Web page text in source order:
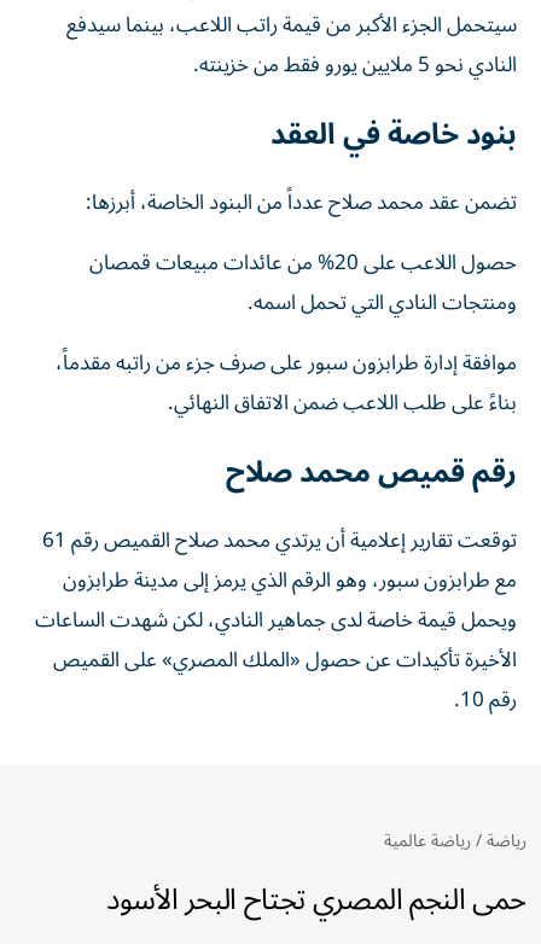
سيتحمل الجزء الأكبر من قيمة راتب اللاعب، بينما سيدفع
النادي نحو 5 ملايين يورو فقط من خزينته.
بنود خاصة في العقد
تضمن عقد محمد صلاح عدداً من البنود الخاصة، أبرزها:
حصول اللاعب على 20% من عائدات مبيعات قمصان
ومنتجات النادي التي تحمل اسمه.
موافقة إدارة طرابزون سبور على صرف جزء من راتبه مقدماً،
بناءً على طلب اللاعب ضمن الاتفاق النهائي.
رقم قميص محمد صلاح
توقعت تقارير إعلامية أن يرتدي محمد صلاح القميص رقم 61
مع طرابزون سبور، وهو الرقم الذي يرمز إلى مدينة طرابزون
ويحمل قيمة خاصة لدى جماهير النادي، لكن شهدت الساعات
الأخيرة تأكيدات عن حصول «الملك المصري» على القميص
رقم 10.
رياضة/رياضة عالمية
حمى النجم المصري تجتاح البحر الأسود